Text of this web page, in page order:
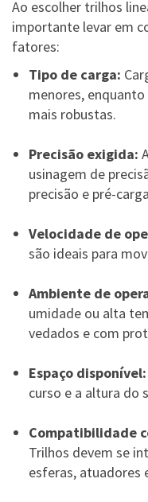
Ao escolher trilhos
importante levar em
fatores:
Tipo de carga:
menores,
mais robustas.
Precisão exigida:
usinagem de
precisão e pré-
Velocidade de
são ideais para
Ambiente de
umidade ou alta
vedados e com
Espaço disponível:
curso e a altura do
Compatibilidade
Trilhos devem se
esferas, atuadores